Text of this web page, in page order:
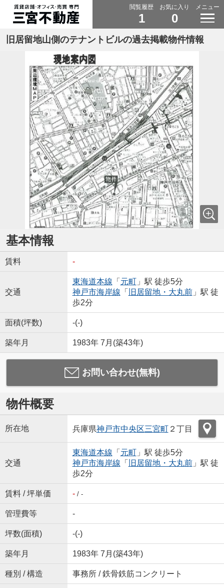
閲覧履歴
1
お気に入り
0
メニュー
旧居留地山側のテナントビルの過去掲載物件情報
基本情報
賃料 -
交通
東海道本線 「 元町」駅 徒歩5分
神戸市海岸線 「 旧居留地・大丸前」駅 徒
歩2分
面積(坪数) -(-)
築年月 1983年 7月(築43年)
お問い合わせ(無料)
物件概要
所在地 兵庫県神戸市中央区三宮町２丁目
交通
東海道本線 「 元町」駅 徒歩5分
神戸市海岸線 「 旧居留地・大丸前」駅 徒
歩2分
賃料 / 坪単価 -/ -
管理費等 -
坪数(面積) -(-)
築年月 1983年 7月(築43年)
種別 / 構造 事務所 / 鉄骨鉄筋コンクリート